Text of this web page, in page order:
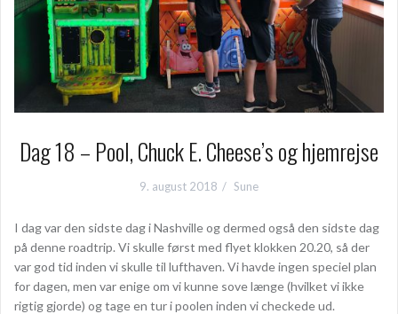
Dag 18 – Pool, Chuck E. Cheese’s og hjemrejse
9. august 2018 Sune
I dag var den sidste dag i Nashville og dermed også den sidste dag
på denne roadtrip. Vi skulle først med flyet klokken 20.20, så der
var god tid inden vi skulle til lufthaven. Vi havde ingen speciel plan
for dagen, men var enige om vi kunne sove længe (hvilket vi ikke
rigtig gjorde) og tage en tur i poolen inden vi checkede ud.